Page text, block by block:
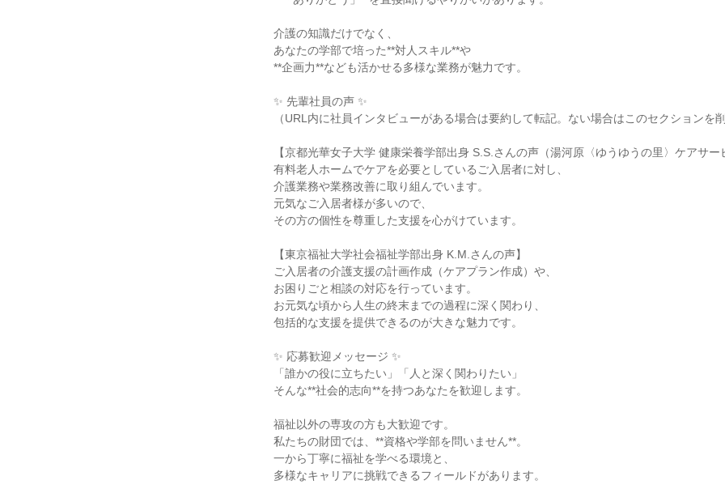
介護の知識だけでなく、
あなたの学部で培った**対人スキル**や
**企画力**なども活かせる多様な業務が魅力です。
✨ 先輩社員の声 ✨
（URL内に社員インタビューがある場合は要約して転記。ない場合はこのセクションを削
【京都光華女子大学 健康栄養学部出身 S.S.さんの声（湯河原〈ゆうゆうの里〉ケアサー
有料老人ホームでケアを必要としているご入居者に対し、
介護業務や業務改善に取り組んでいます。
元気なご入居者様が多いので、
その方の個性を尊重した支援を心がけています。
【東京福祉大学社会福祉学部出身 K.M.さんの声】
ご入居者の介護支援の計画作成（ケアプラン作成）や、
お困りごと相談の対応を行っています。
お元気な頃から人生の終末までの過程に深く関わり、
包括的な支援を提供できるのが大きな魅力です。
✨ 応募歓迎メッセージ ✨
「誰かの役に立ちたい」「人と深く関わりたい」
そんな**社会的志向**を持つあなたを歓迎します。
福祉以外の専攻の方も大歓迎です。
私たちの財団では、**資格や学部を問いません**。
一から丁寧に福祉を学べる環境と、
多様なキャリアに挑戦できるフィールドがあります。